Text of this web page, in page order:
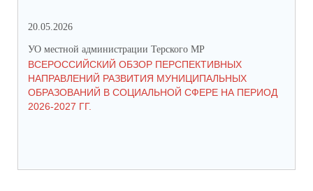
20.05.2026
УО местной администрации Терского МР
ВСЕРОССИЙСКИЙ ОБЗОР ПЕРСПЕКТИВНЫХ
НАПРАВЛЕНИЙ РАЗВИТИЯ МУНИЦИПАЛЬНЫХ
ОБРАЗОВАНИЙ В СОЦИАЛЬНОЙ СФЕРЕ НА ПЕРИОД
2026-2027 ГГ.